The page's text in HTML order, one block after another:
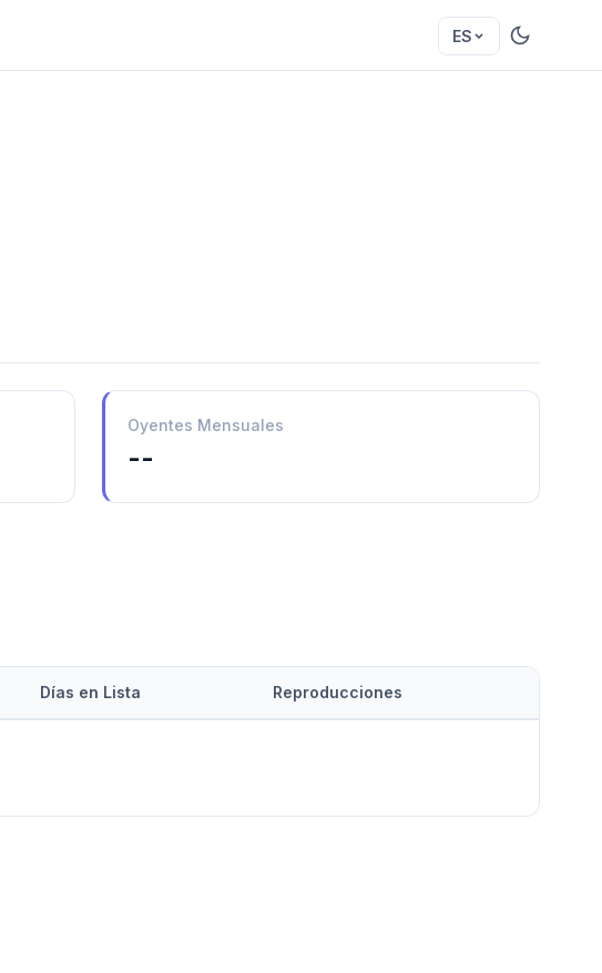
ES
Oyentes Mensuales
--
Días en Lista Reproducciones